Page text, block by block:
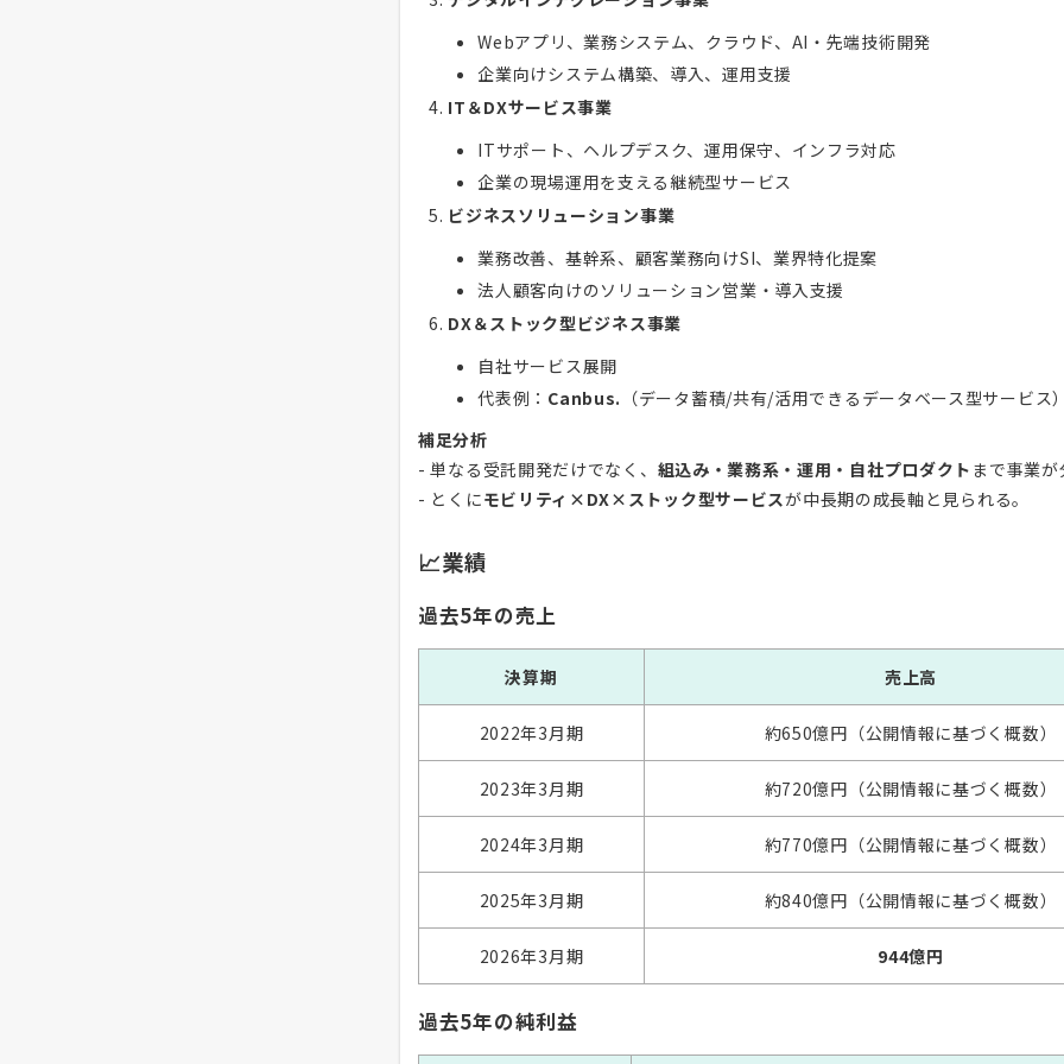
Webアプリ、業務システム、クラウド、AI・先端技術開発
企業向けシステム構築、導入、運用支援
IT＆DXサービス事業
ITサポート、ヘルプデスク、運用保守、インフラ対応
企業の現場運用を支える継続型サービス
ビジネスソリューション事業
業務改善、基幹系、顧客業務向けSI、業界特化提案
法人顧客向けのソリューション営業・導入支援
DX＆ストック型ビジネス事業
自社サービス展開
代表例： Canbus. （データ蓄積/共有/活用できるデータベース型サービス）
補足分析
- 単なる受託開発だけでなく、 組込み・業務系・運用・自社プロダクト まで事業が
- とくにモビリティ×DX×ストック型サービスが中長期の成長軸と見られる。
📈業績
過去5年の売上
決算期 売上高
2022年3月期 約650億円（公開情報に基づく概数）
2023年3月期 約720億円（公開情報に基づく概数）
2024年3月期 約770億円（公開情報に基づく概数）
2025年3月期 約840億円（公開情報に基づく概数）
2026年3月期 944億円
過去5年の純利益